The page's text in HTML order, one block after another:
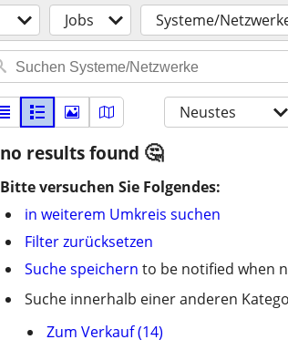
Jobs Systeme/
Neustes
no results found
Bitte versuchen Sie Folgendes:
in weiterem Umkreis suchen
Filter zurücksetzen
Suche speichern to be notified when
Suche innerhalb einer anderen
Zum Verkauf (14)